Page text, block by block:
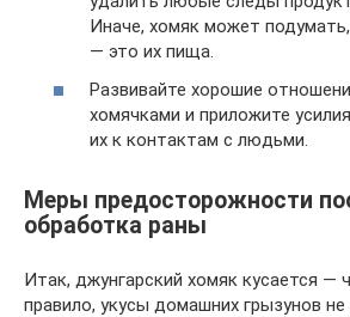
Иначе, хомяк может
— это их пища.
Развивайте хорошие
хомячками и приложите
их к контактам с людьми.
Меры предосторожности
обработка раны
Итак, джунгарский хомяк кусается —
правило, укусы домашних грызунов